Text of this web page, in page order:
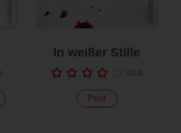
)
In weißer Stille
(213)
Print